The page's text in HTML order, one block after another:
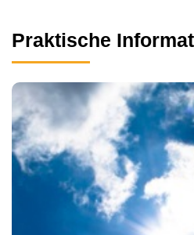
Praktische